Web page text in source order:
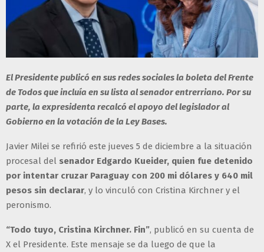
El Presidente publicó en sus redes sociales la boleta del Frente
de Todos que incluía en su lista al senador entrerriano. Por su
parte, la expresidenta recalcó el apoyo del legislador al
Gobierno en la votación de la Ley Bases.
Javier Milei se refirió este jueves 5 de diciembre a la situación
procesal del senador Edgardo Kueider, quien fue detenido
por intentar cruzar Paraguay con 200 mi dólares y 640 mil
pesos sin declarar, y lo vinculó con Cristina Kirchner y el
peronismo.
“Todo tuyo, Cristina Kirchner. Fin”, publicó en su cuenta de
X el Presidente. Este mensaje se da luego de que la